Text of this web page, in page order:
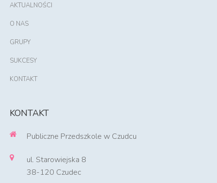
AKTUALNOŚCI
O NAS
GRUPY
SUKCESY
KONTAKT
KONTAKT
Publiczne Przedszkole w Czudcu
ul. Starowiejska 8
38-120 Czudec